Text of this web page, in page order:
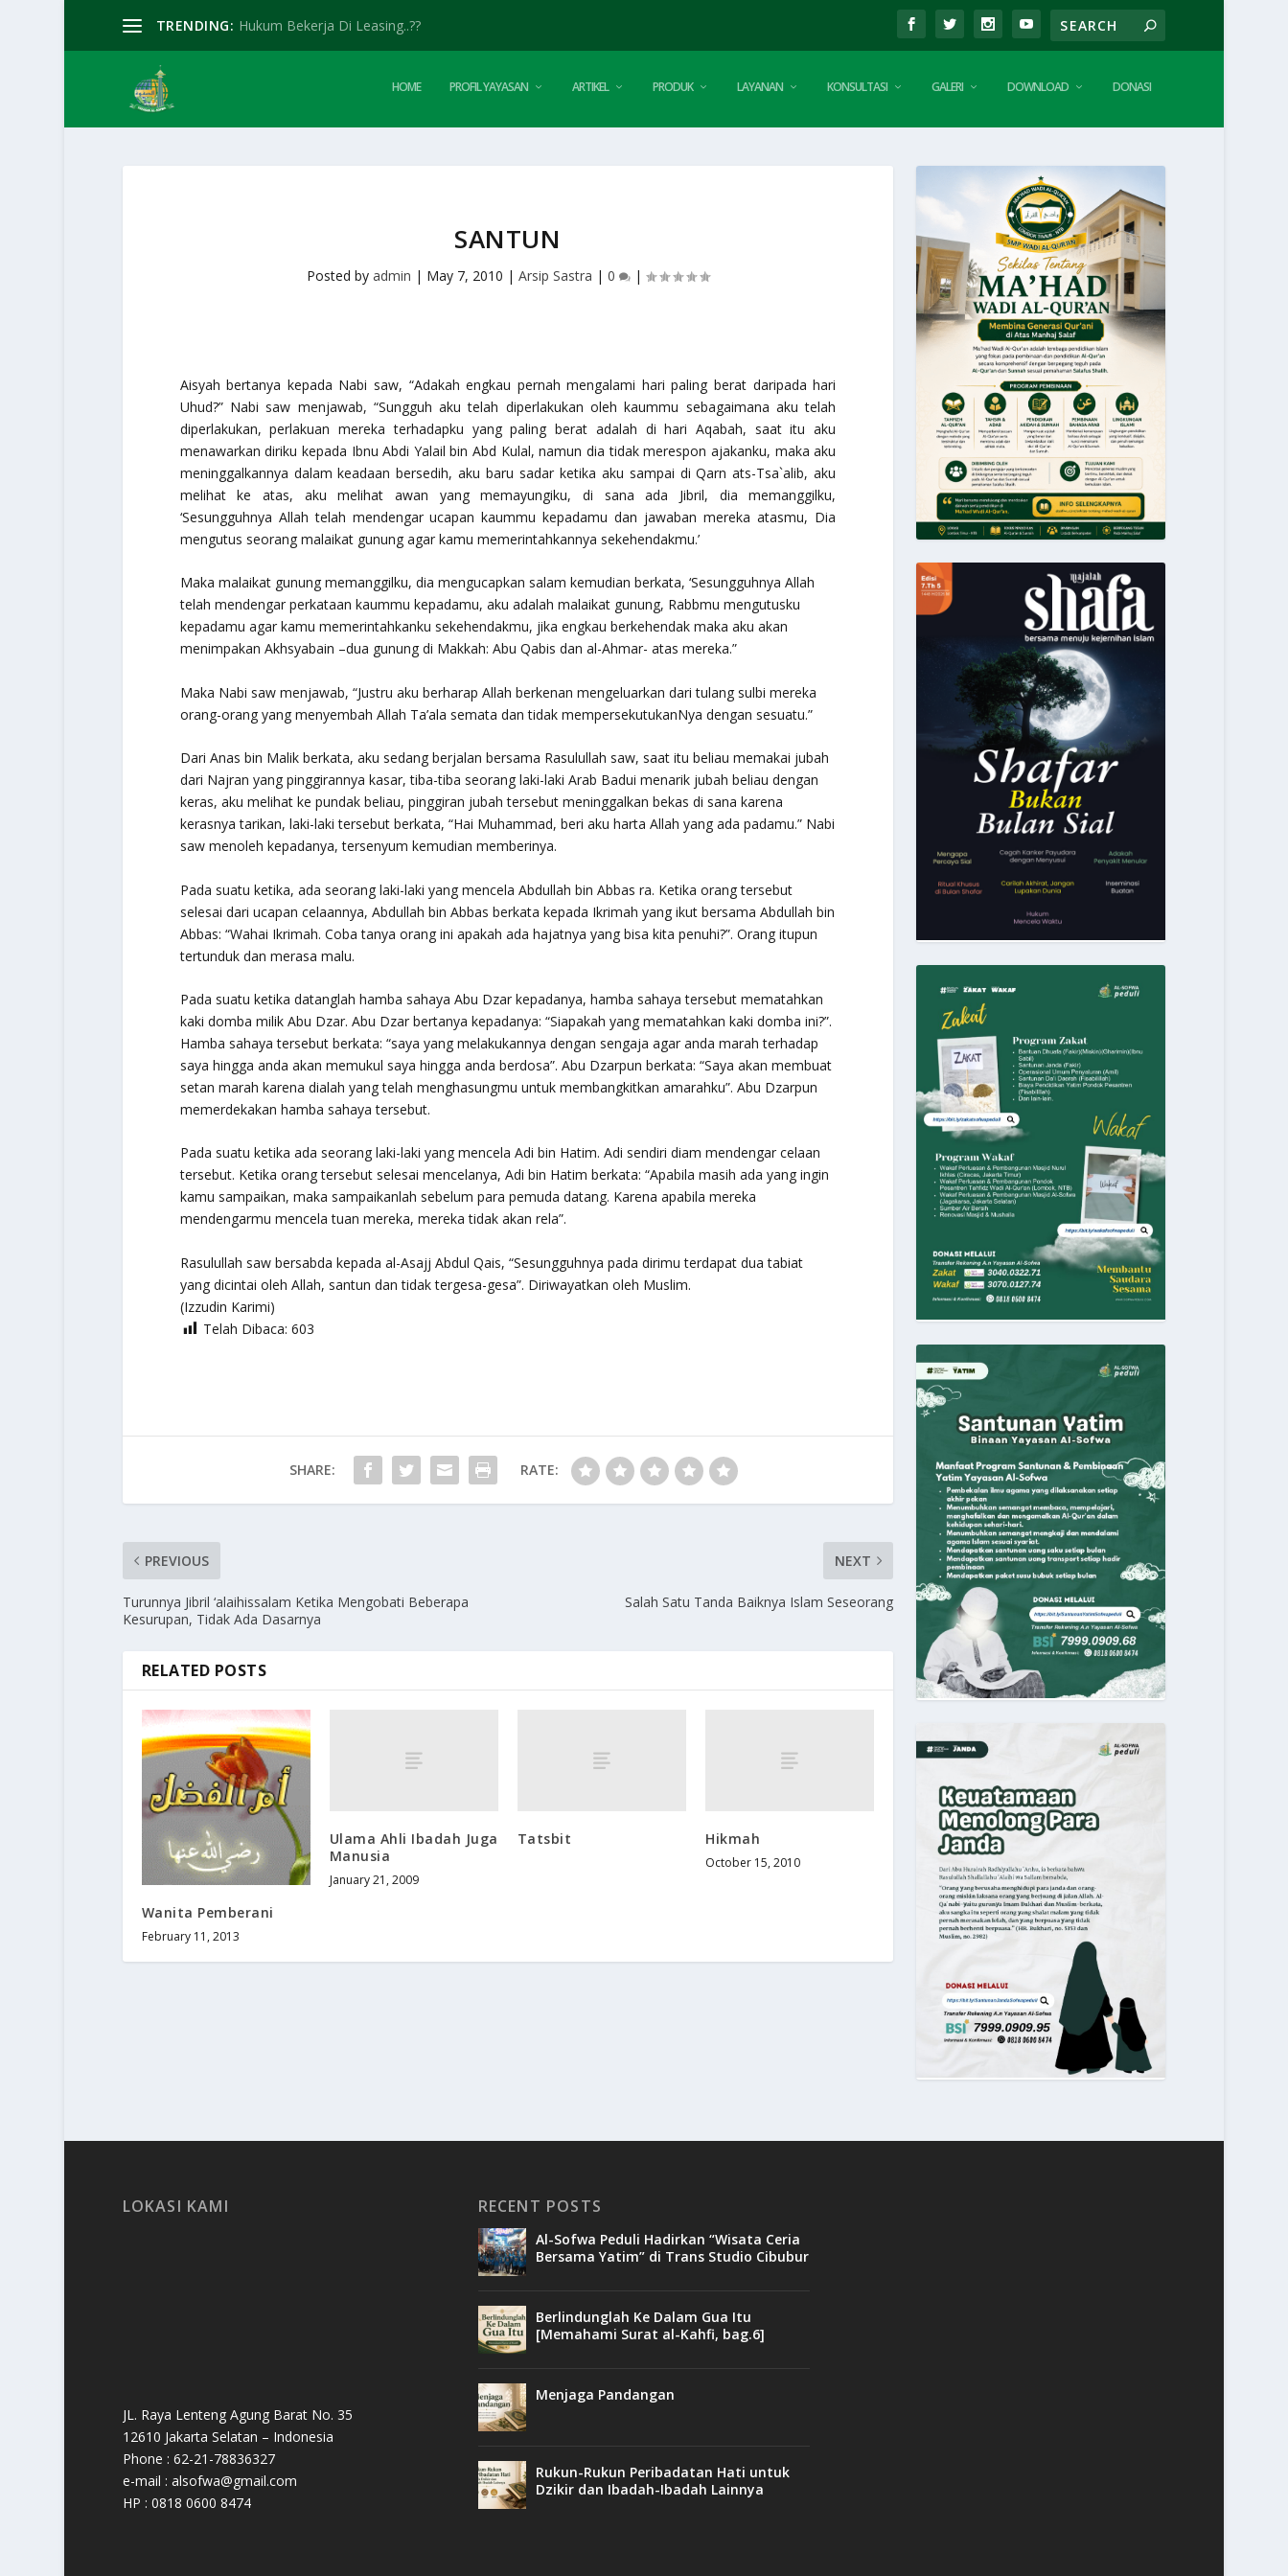
TRENDING: Hukum Bekerja Di Leasing..??
HOME PROFIL YAYASAN ARTIKEL PRODUK LAYANAN KONSULTASI GALERI DOWNLOAD DONASI
SANTUN
Posted by admin | May 7, 2010 | Arsip Sastra | 0 |
Aisyah bertanya kepada Nabi saw, “Adakah engkau pernah mengalami hari paling berat daripada hari
Uhud?” Nabi saw menjawab, “Sungguh aku telah diperlakukan oleh kaummu sebagaimana aku telah
diperlakukan, perlakuan mereka terhadapku yang paling berat adalah di hari Aqabah, saat itu aku
menawarkan diriku kepada Ibnu Abdi Yalail bin Abd Kulal, namun dia tidak merespon ajakanku, maka aku
meninggalkannya dalam keadaan bersedih, aku baru sadar ketika aku sampai di Qarn ats-Tsa`alib, aku
melihat ke atas, aku melihat awan yang memayungiku, di sana ada Jibril, dia memanggilku,
‘Sesungguhnya Allah telah mendengar ucapan kaummu kepadamu dan jawaban mereka atasmu, Dia
mengutus seorang malaikat gunung agar kamu memerintahkannya sekehendakmu.’
Maka malaikat gunung memanggilku, dia mengucapkan salam kemudian berkata, ‘Sesungguhnya Allah
telah mendengar perkataan kaummu kepadamu, aku adalah malaikat gunung, Rabbmu mengutusku
kepadamu agar kamu memerintahkanku sekehendakmu, jika engkau berkehendak maka aku akan
menimpakan Akhsyabain –dua gunung di Makkah: Abu Qabis dan al-Ahmar- atas mereka.”
Maka Nabi saw menjawab, “Justru aku berharap Allah berkenan mengeluarkan dari tulang sulbi mereka
orang-orang yang menyembah Allah Ta’ala semata dan tidak mempersekutukanNya dengan sesuatu.”
Dari Anas bin Malik berkata, aku sedang berjalan bersama Rasulullah saw, saat itu beliau memakai jubah
dari Najran yang pinggirannya kasar, tiba-tiba seorang laki-laki Arab Badui menarik jubah beliau dengan
keras, aku melihat ke pundak beliau, pinggiran jubah tersebut meninggalkan bekas di sana karena
kerasnya tarikan, laki-laki tersebut berkata, “Hai Muhammad, beri aku harta Allah yang ada padamu.” Nabi
saw menoleh kepadanya, tersenyum kemudian memberinya.
Pada suatu ketika, ada seorang laki-laki yang mencela Abdullah bin Abbas ra. Ketika orang tersebut
selesai dari ucapan celaannya, Abdullah bin Abbas berkata kepada Ikrimah yang ikut bersama Abdullah bin
Abbas: “Wahai Ikrimah. Coba tanya orang ini apakah ada hajatnya yang bisa kita penuhi?”. Orang itupun
tertunduk dan merasa malu.
Pada suatu ketika datanglah hamba sahaya Abu Dzar kepadanya, hamba sahaya tersebut mematahkan
kaki domba milik Abu Dzar. Abu Dzar bertanya kepadanya: “Siapakah yang mematahkan kaki domba ini?”.
Hamba sahaya tersebut berkata: “saya yang melakukannya dengan sengaja agar anda marah terhadap
saya hingga anda akan memukul saya hingga anda berdosa”. Abu Dzarpun berkata: “Saya akan membuat
setan marah karena dialah yang telah menghasungmu untuk membangkitkan amarahku”. Abu Dzarpun
memerdekakan hamba sahaya tersebut.
Pada suatu ketika ada seorang laki-laki yang mencela Adi bin Hatim. Adi sendiri diam mendengar celaan
tersebut. Ketika orang tersebut selesai mencelanya, Adi bin Hatim berkata: “Apabila masih ada yang ingin
kamu sampaikan, maka sampaikanlah sebelum para pemuda datang. Karena apabila mereka
mendengarmu mencela tuan mereka, mereka tidak akan rela”.
Rasulullah saw bersabda kepada al-Asajj Abdul Qais, “Sesungguhnya pada dirimu terdapat dua tabiat
yang dicintai oleh Allah, santun dan tidak tergesa-gesa”. Diriwayatkan oleh Muslim.
(Izzudin Karimi)
Telah Dibaca: 603
SHARE: RATE:
PREVIOUS
Turunnya Jibril ‘alaihissalam Ketika Mengobati Beberapa
Kesurupan, Tidak Ada Dasarnya
NEXT
Salah Satu Tanda Baiknya Islam Seseorang
RELATED POSTS
Wanita Pemberani
February 11, 2013
Ulama Ahli Ibadah Juga
Manusia
January 21, 2009
Tatsbit Hikmah
October 15, 2010
LOKASI KAMI
JL. Raya Lenteng Agung Barat No. 35
12610 Jakarta Selatan – Indonesia
Phone : 62-21-78836327
e-mail : alsofwa@gmail.com
HP : 0818 0600 8474
RECENT POSTS
Al-Sofwa Peduli Hadirkan “Wisata Ceria
Bersama Yatim” di Trans Studio Cibubur
Berlindunglah Ke Dalam Gua Itu
[Memahami Surat al-Kahfi, bag.6]
Menjaga Pandangan
Rukun-Rukun Peribadatan Hati untuk
Dzikir dan Ibadah-Ibadah Lainnya